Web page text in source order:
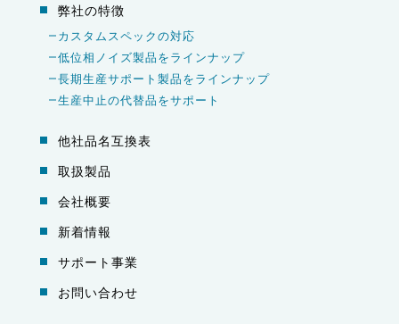
弊社の特徴
カスタムスペックの対応
低位相ノイズ製品をラインナップ
長期生産サポート製品をラインナップ
生産中止の代替品をサポート
他社品名互換表
取扱製品
会社概要
新着情報
サポート事業
お問い合わせ